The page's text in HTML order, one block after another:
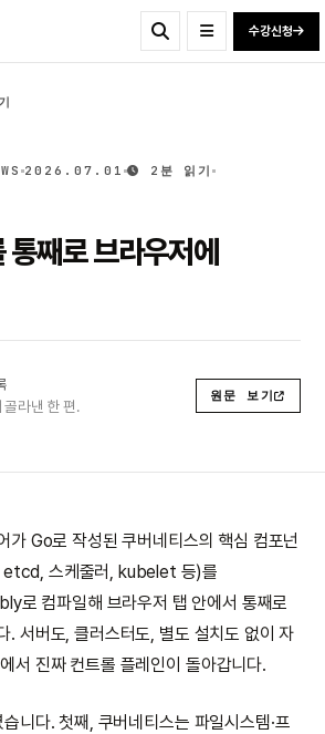
수강신청
2026.07.01
2분 읽기
째로 브라우저에
골라낸 한 편.
원문 보기
가 Go로 작성된 쿠버네티스의 핵심 컴포넌
etcd, 스케줄러, kubelet 등)를
로 컴파일해 브라우저 탭 안에서 통째로
. 서버도, 클러스터도, 별도 설치도 없이 자
서 진짜 컨트롤 플레인이 돌아갑니다.
니다. 첫째, 쿠버네티스는 파일시스템·프